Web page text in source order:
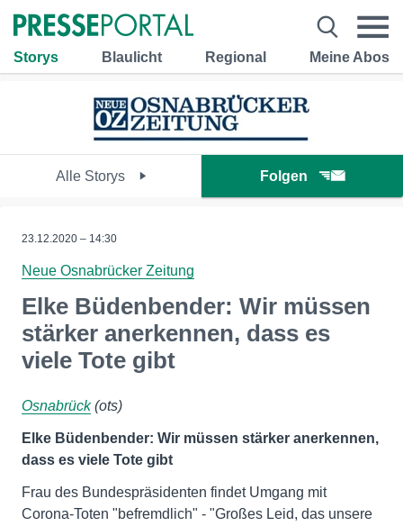
Storys Blaulicht Regional Meine Abos
Alle Storys Folgen
23.12.2020 – 14:30
Neue Osnabrücker Zeitung
Elke Büdenbender: Wir müssen
stärker anerkennen, dass es
viele Tote gibt
Osnabrück(ots)
Elke Büdenbender: Wir müssen stärker anerkennen,
dass es viele Tote gibt
Frau des Bundespräsidenten findet Umgang mit
Corona-Toten "befremdlich" - "Großes Leid, das unsere